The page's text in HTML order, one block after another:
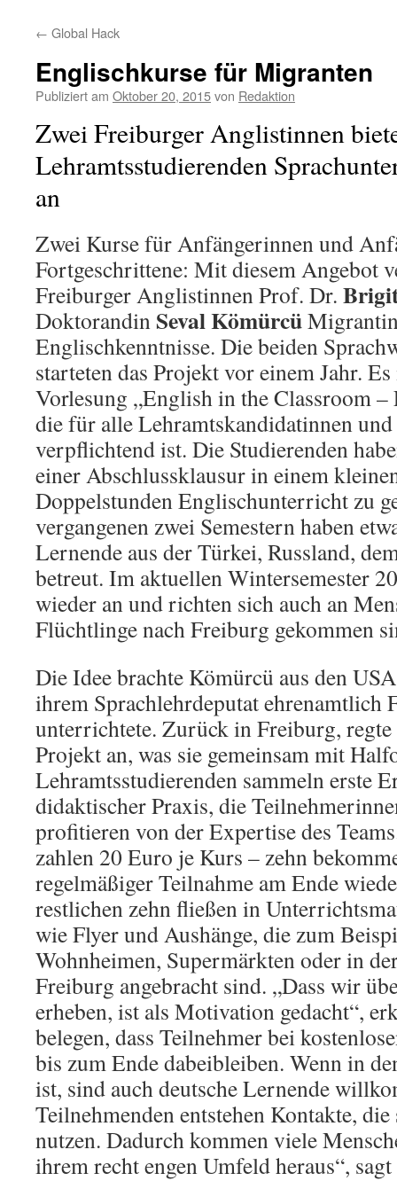
← Global Hack
Englischkurse für Migranten
Publiziert am Oktober 20, 2015von Redaktion
Zwei Freiburger Anglistinnen
Lehramtsstudierenden
an
Zwei Kurse für Anfängerinnen und
Fortgeschrittene: Mit diesem Angebot
Freiburger Anglistinnen Prof. Dr.
Doktorandin Seval Kömürcü
Englischkenntnisse. Die beiden
starteten das Projekt vor einem Jahr.
Vorlesung „English in the Classroom
die für alle Lehramtskandidatinnen
verpflichtend ist. Die Studierenden
einer Abschlussklausur in einem
Doppelstunden Englischunterricht zu
vergangenen zwei Semestern haben
Lernende aus der Türkei, Russland,
betreut. Im aktuellen Wintersemester
wieder an und richten sich auch an
Flüchtlinge nach Freiburg gekommen
Die Idee brachte Kömürcü aus den
ihrem Sprachlehrdeputat ehrenamtlich
unterrichtete. Zurück in Freiburg, regte
Projekt an, was sie gemeinsam mit
Lehramtsstudierenden sammeln erste
didaktischer Praxis, die
profitieren von der Expertise des
zahlen 20 Euro je Kurs – zehn
regelmäßiger Teilnahme am Ende
restlichen zehn fließen in
wie Flyer und Aushänge, die zum
Wohnheimen, Supermärkten oder in
Freiburg angebracht sind. „Dass wir
erheben, ist als Motivation gedacht“,
belegen, dass Teilnehmer bei
bis zum Ende dabeibleiben. Wenn in
ist, sind auch deutsche Lernende
Teilnehmenden entstehen Kontakte,
nutzen. Dadurch kommen viele
ihrem recht engen Umfeld heraus“,